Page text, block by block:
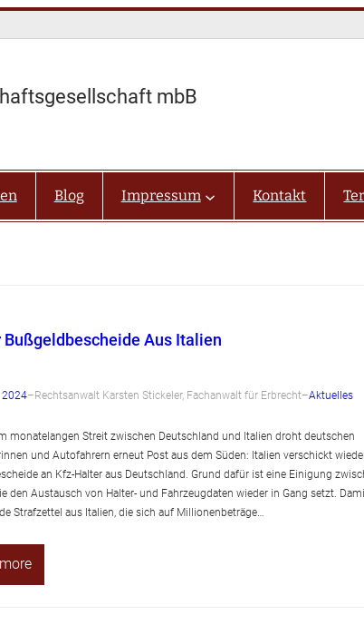
mbB
Blog Impressum Kontakt
Bußgeldbescheide Aus Italien
2024–Rechtsanwalt Karsten Stickeler, Fachanwalt für Erbrecht–Aktuelles
monatelangen Streit zwischen Deutschland und Italien droht deutschen
und Autofahrern erneut Post aus dem Süden: Italien verschickt
an Kfz-Halter aus Deutschland. Grund dafür ist eine Einigung
den Austausch von Halter- und Fahrzeugdaten wieder in Gang setzt.
Strafzettel aus Italien, die sich auf Millionenbeträge…